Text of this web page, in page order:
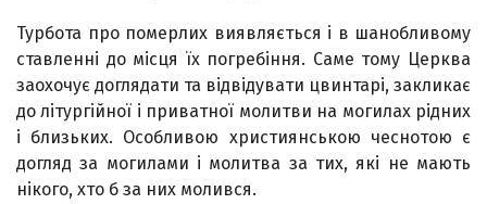
Турбота про померлих виявляється і в шанобливому
ставленні до місця їх погребіння. Саме тому Церква
заохочує доглядати та відвідувати цвинтарі, закликає
до літургійної і приватної молитви на могилах рідних
і близь­ких. Особливою християнською чеснотою є
догляд за могилами і молитва за тих, які не мають
нікого, хто б за них молився.